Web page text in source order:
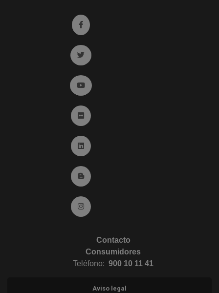
Ir a facebook (abre en ventana nueva)
Ir a twitter (abre en ventana nueva)
Ir a YouTube (abre en ventana nueva)
Ir a Flickr (abre en ventana nueva)
Ir a Linkedin (abre en ventana nueva)
Ir al Blog (abre en ventana nueva)
Ir a Instagram (abre en ventana nueva)
Contacto
Consumidores
Teléfono: 900 10 11 41
Aviso legal